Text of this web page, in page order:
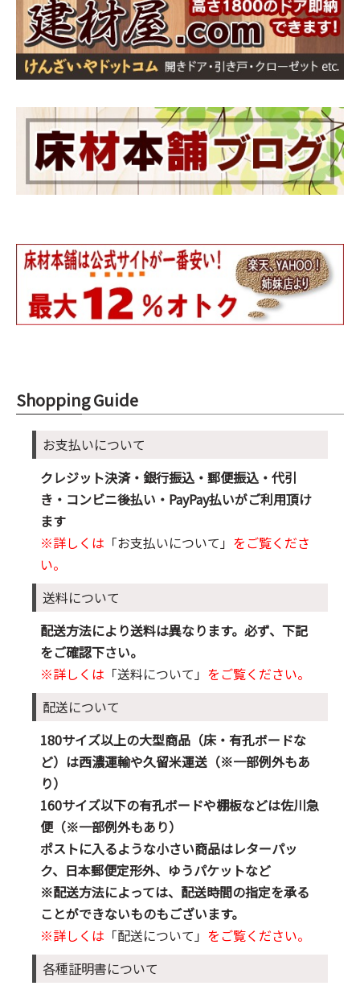
Shopping Guide
お支払いについて
クレジット決済・銀行振込・郵便振込・代引
き・コンビニ後払い・PayPay払いがご利用頂け
ます
※詳しくは 「お支払いについて」 をご覧くださ
い。
送料について
配送方法により送料は異なります。必ず、下記
をご確認下さい。
※詳しくは 「送料について」 をご覧ください。
配送について
180サイズ以上の大型商品（床・有孔ボードな
ど）は西濃運輸や久留米運送（※一部例外もあ
り）
160サイズ以下の有孔ボードや棚板などは佐川急
便（※一部例外もあり）
ポストに入るような小さい商品はレターパッ
ク、日本郵便定形外、ゆうパケットなど
※配送方法によっては、配送時間の指定を承る
ことができないものもございます。
※詳しくは 「配送について」 をご覧ください。
各種証明書について